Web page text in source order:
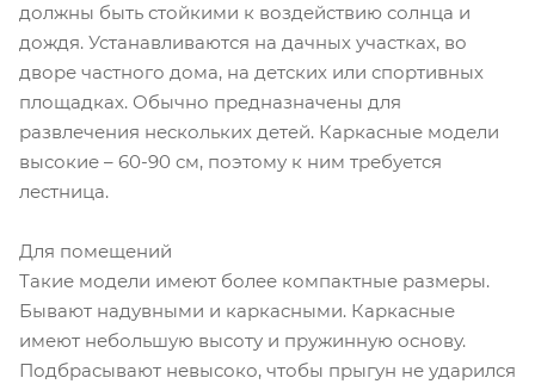
должны быть стойкими к воздействию солнца и
дождя. Устанавливаются на дачных участках, во
дворе частного дома, на детских или спортивных
площадках. Обычно предназначены для
развлечения нескольких детей. Каркасные модели
высокие – 60-90 см, поэтому к ним требуется
лестница.
Для помещений
Такие модели имеют более компактные размеры.
Бывают надувными и каркасными. Каркасные
имеют небольшую высоту и пружинную основу.
Подбрасывают невысоко, чтобы прыгун не ударился